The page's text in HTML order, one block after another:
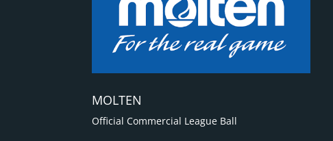
MOLTEN
Official Commercial League Ball